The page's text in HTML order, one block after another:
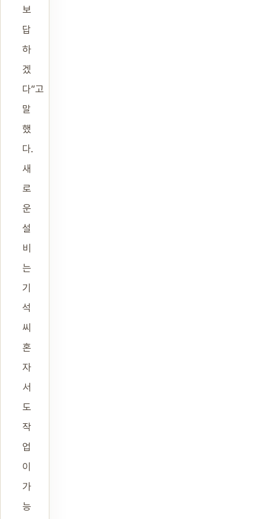
보
답
하
겠
다”고
말
했
다.
새
로
운
설
비
는
기
석
씨
혼
자
서
도
작
업
이
가
능